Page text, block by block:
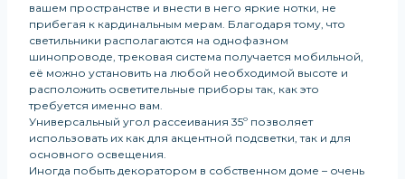
вашем пространстве и внести в него яркие нотки, не
прибегая к кардинальным мерам. Благодаря тому, что
светильники располагаются на однофазном
шинопроводе, трековая система получается мобильной,
её можно установить на любой необходимой высоте и
расположить осветительные приборы так, как это
требуется именно вам.
Универсальный угол рассеивания 35º позволяет
использовать их как для акцентной подсветки, так и для
основного освещения.
Иногда побыть декоратором в собственном доме – очень